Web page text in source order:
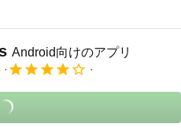
Android向けのアプリ